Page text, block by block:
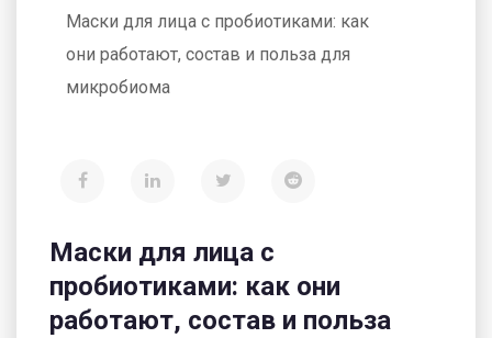
Маски для лица с пробиотиками: как
они работают, состав и польза для
микробиома
Маски для лица с
пробиотиками: как они
работают, состав и польза